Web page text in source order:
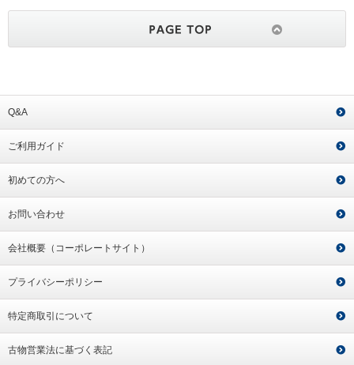
Q&A
ご利用ガイド
初めての方へ
お問い合わせ
会社概要（コーポレートサイト）
プライバシーポリシー
特定商取引について
古物営業法に基づく表記